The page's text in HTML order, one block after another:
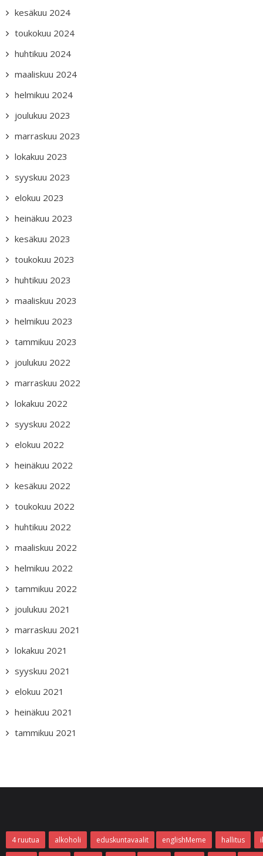
kesäkuu 2024
toukokuu 2024
huhtikuu 2024
maaliskuu 2024
helmikuu 2024
joulukuu 2023
marraskuu 2023
lokakuu 2023
syyskuu 2023
elokuu 2023
heinäkuu 2023
kesäkuu 2023
toukokuu 2023
huhtikuu 2023
maaliskuu 2023
helmikuu 2023
tammikuu 2023
joulukuu 2022
marraskuu 2022
lokakuu 2022
syyskuu 2022
elokuu 2022
heinäkuu 2022
kesäkuu 2022
toukokuu 2022
huhtikuu 2022
maaliskuu 2022
helmikuu 2022
tammikuu 2022
joulukuu 2021
marraskuu 2021
lokakuu 2021
syyskuu 2021
elokuu 2021
heinäkuu 2021
tammikuu 2021
4 ruutua alkoholi eduskuntavaalit englishMeme hallitus